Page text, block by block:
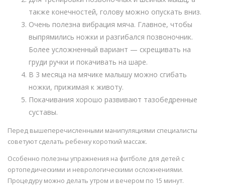
также конечностей, голову можно опускать вниз.
Очень полезна вибрация мяча. Главное, чтобы
выпрямились ножки и разгибался позвоночник.
Более усложненный вариант — скрещивать на
груди ручки и покачивать на шаре.
В 3 месяца на мячике малышу можно сгибать
ножки, прижимая к животу.
Покачивания хорошо развивают тазобедренные
суставы.
Перед вышеперечисленными манипуляциями специалисты
советуют сделать ребенку короткий массаж.
Особенно полезны упражнения на фитболе для детей с
ортопедическими и неврологическими осложнениями.
Процедуру можно делать утром и вечером по 15 минут.